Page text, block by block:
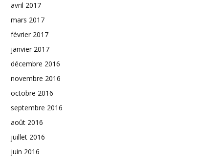
avril 2017
mars 2017
février 2017
janvier 2017
décembre 2016
novembre 2016
octobre 2016
septembre 2016
août 2016
juillet 2016
juin 2016